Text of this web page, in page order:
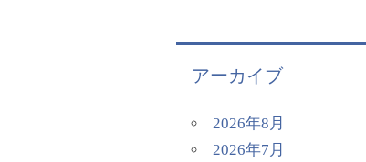
アーカイブ
2026年8月
2026年7月